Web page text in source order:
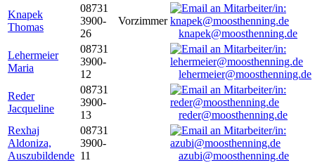
Knapek
Thomas
08731
3900-
26
Vorzimmer
knapek@moosthenning.de
Lehermeier
Maria
08731
3900-
12
lehermeier@moosthenning.de
Reder
Jacqueline
08731
3900-
13
reder@moosthenning.de
Rexhaj
Aldoniza,
Auszubildende
08731
3900-
11
azubi@moosthenning.de